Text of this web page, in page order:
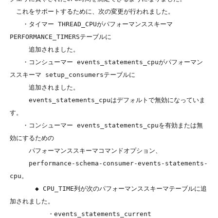
これをサポートするために、次の変更が行われました。
・タイマー THREAD_CPUがパフォーマンススキーマ
PERFORMANCE_TIMERSテーブルに
追加されました。
・コンシューマー events_statements_cpuがパフォーマン
ススキーマ setup_consumersテーブルに
追加されました。
events_statements_cpuはデフォルトで無効になっていま
す。
・コンシューマー events_statements_cpuを有効または無
効にするための
パフォーマンススキーマコマンドオプション、
performance-schema-consumer-events-statements-
cpu。
◆ CPU_TIME列が次のパフォーマンススキーマテーブルに追
加されました。
・events_statements_current